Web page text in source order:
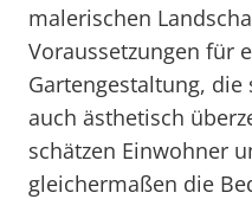
malerischen
Voraussetzungen für
Gartengestaltung,
auch ästhetisch
schätzen Einwohner
gleichermaßen die